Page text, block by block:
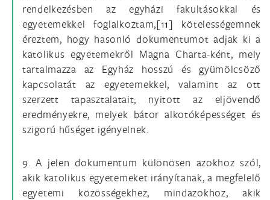
rendelkezésben az egyházi fakultásokkal és
egyetemekkel foglalkoztam,[11] kötelességemnek
éreztem, hogy hasonló dokumentumot adjak ki a
katolikus egyetemekről Magna Charta-ként, mely
tartalmazza az Egyház hosszú és gyümölcsöző
kapcsolatát az egyetemekkel, valamint az ott
szerzett tapasztalatait; nyitott az eljövendő
eredményekre, melyek bátor alkotóképességet és
szigorú hűséget igényelnek.
9. A jelen dokumentum különösen azokhoz szól,
akik katolikus egyetemeket irányítanak, a megfelelő
egyetemi közösségekhez, mindazokhoz, akik